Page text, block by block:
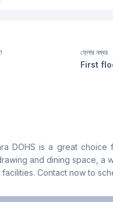
ফ্লোর নম্বর
First
1
DOHS is a great
and dining space, a
Contact now to